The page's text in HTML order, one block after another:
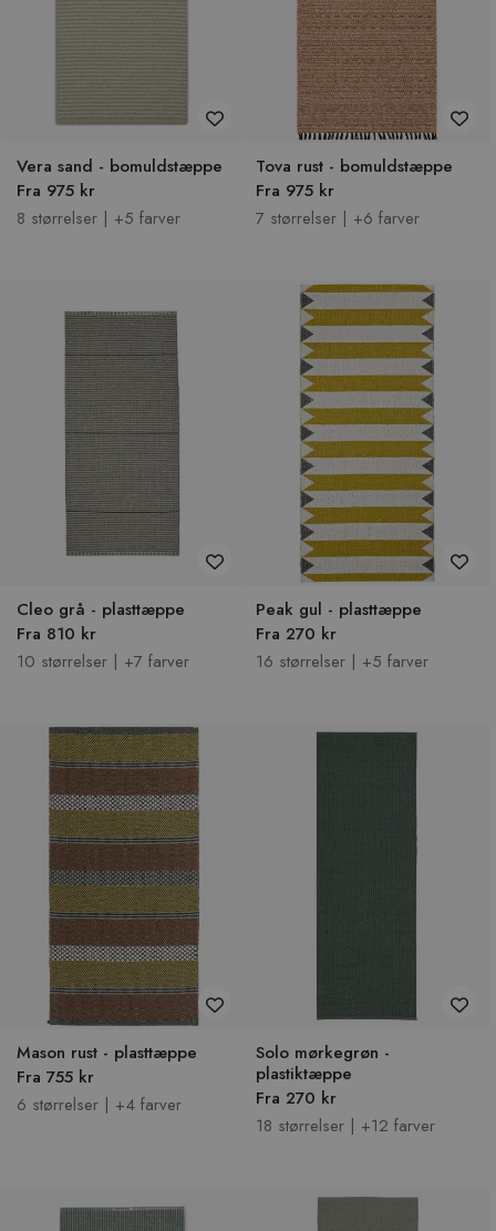
Vera sand - bomuldstæppe
Fra 975 kr
8 størrelser | +5 farver
Tova rust - bomuldstæppe
Fra 975 kr
7 størrelser | +6 farver
Cleo grå - plasttæppe
Fra 810 kr
10 størrelser | +7 farver
Peak gul - plasttæppe
Fra 270 kr
16 størrelser | +5 farver
Mason rust - plasttæppe
Fra 755 kr
6 størrelser | +4 farver
Solo mørkegrøn -
plastiktæppe
Fra 270 kr
18 størrelser | +12 farver